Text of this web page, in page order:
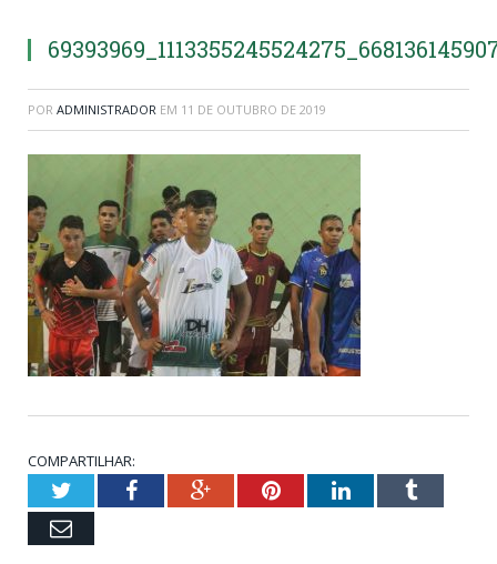
POR ADMINISTRADOR EM 11 DE OUTUBRO DE 2019
COMPARTILHAR:
TwitterFacebookGoogle+PinterestLinkedInTumblr
Email